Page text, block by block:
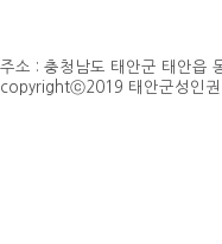
주소 : 충청남도 태안군 태안
copyrightⓒ2019 태안군성인권